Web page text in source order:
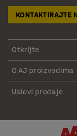
KONTAKTIRAJTE
Otkrijte
O AJ proizvodima
Uslovi prodaje